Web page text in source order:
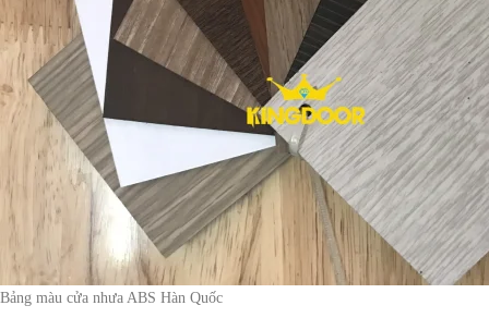
Bảng màu cửa nhưa ABS Hàn Quốc